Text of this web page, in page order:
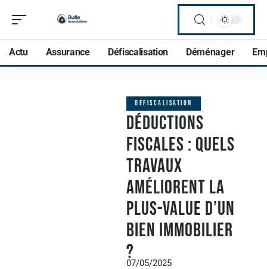
Actu Assurance Défiscalisation Déménager
DÉFISCALISATION
Déductions
fiscales : quels
travaux
améliorent la
plus-value d’un
bien immobilier
?
07/05/2025